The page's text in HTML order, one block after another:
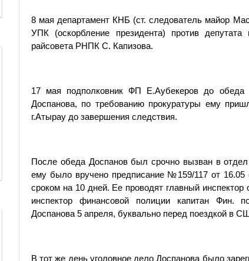
8 мая департамент КНБ (ст. следователь майор
УПК (оскорбление президента) против депутата
райсовета РНПК С. Капизова.
17 мая подполковник ФП Е.Аубекеров до
Доспанова, по требованию прокуратуры ему
г.Атырау до завершения следствия.
После обеда Доспанов был срочно вызван в отдел
ему было вручено предписание №159/117 от
сроком на 10 дней. Ее проводят главный инспектор
инспектор финансовой полиции капитан Фин.
Доспанова 5 апреля, буквально перед поездкой в
В тот же день уголовное дело Доспанова было